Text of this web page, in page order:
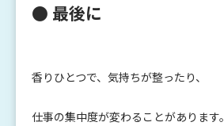
● 最後に
香りひとつで、気持ちが整ったり、
仕事の集中度が変わることがあります。